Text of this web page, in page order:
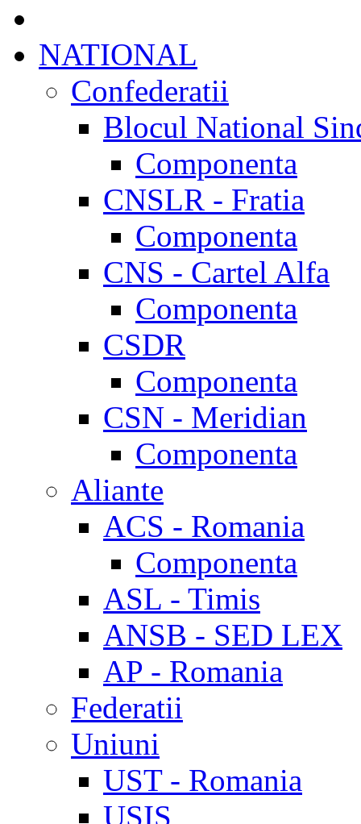
NATIONAL
Confederatii
Blocul National
Componenta
CNSLR - Fratia
Componenta
CNS - Cartel Alfa
Componenta
CSDR
Componenta
CSN - Meridian
Componenta
Aliante
ACS - Romania
Componenta
ASL - Timis
ANSB - SED LEX
AP - Romania
Federatii
Uniuni
UST - Romania
USIS